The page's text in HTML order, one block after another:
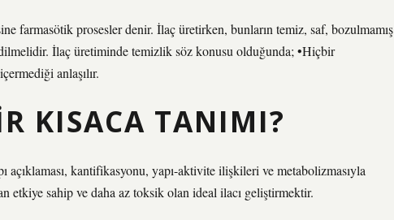
farmasötik prosesler denir. İlaç üretirken, bunların temiz, saf, bozulmamış
İlaç üretiminde temizlik söz konusu olduğunda; •Hiçbir
anlaşılır.
KISACA TANIMI?
açıklaması, kantifikasyonu, yapı-aktivite ilişkileri ve metabolizmasıyla
etkiye sahip ve daha az toksik olan ideal ilacı geliştirmektir.